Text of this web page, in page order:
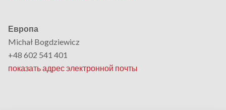
Европа
Michał Bogdziewicz
+48 602 541 401
показать адрес электронной почты